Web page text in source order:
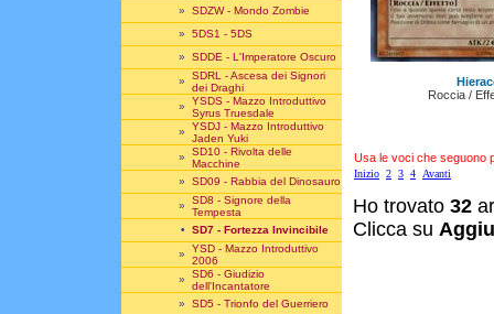
» SDZW - Mondo Zombie
» 5DS1 - 5DS
» SDDE - L'Imperatore Oscuro
» SDRL - Ascesa dei Signori
dei Draghi
» YSDS - Mazzo Introduttivo
Syrus Truesdale
» YSDJ - Mazzo Introduttivo
Jaden Yuki
» SD10 - Rivolta delle
Macchine
» SD09 - Rabbia del Dinosauro
» SD8 - Signore della
Tempesta
• SD7 - Fortezza Invincibile
» YSD - Mazzo Introduttivo
2006
» SD6 - Giudizio
dell'Incantatore
» SD5 - Trionfo del Guerriero
Roccia /
Usa le voci che seguono
Inizio 2 3 4 Avanti
Ho trovato 32
Clicca su